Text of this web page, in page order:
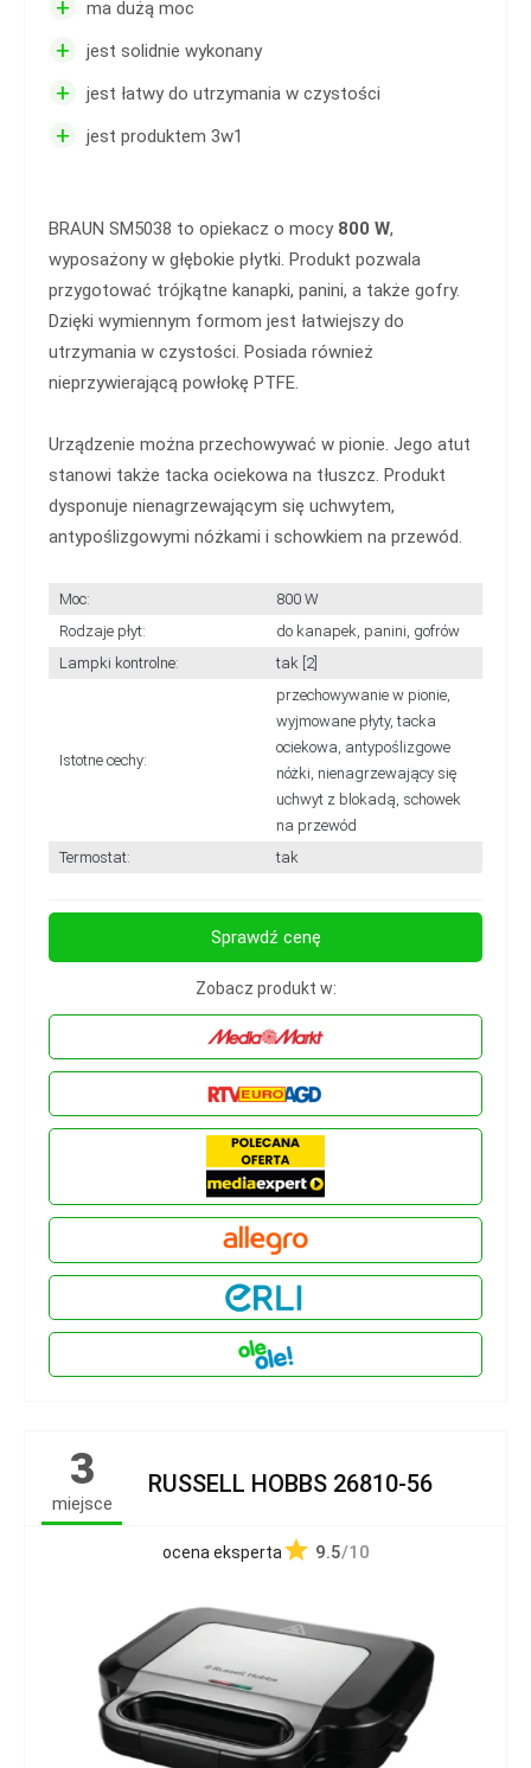
+ ma dużą moc
+ jest solidnie wykonany
+ jest łatwy do utrzymania w czystości
+ jest produktem 3w1
BRAUN SM5038 to opiekacz o mocy 800 W,
wyposażony w głębokie płytki. Produkt pozwala
przygotować trójkątne kanapki, panini, a także gofry.
Dzięki wymiennym formom jest łatwiejszy do
utrzymania w czystości. Posiada również
nieprzywierającą powłokę PTFE.
Urządzenie można przechowywać w pionie. Jego atut
stanowi także tacka ociekowa na tłuszcz. Produkt
dysponuje nienagrzewającym się uchwytem,
antypoślizgowymi nóżkami i schowkiem na przewód.
Moc:
800 W
Rodzaje płyt:
do kanapek, panini, gofrów
Lampki kontrolne:
tak [2]
Istotne cechy:
przechowywanie w pionie,
wyjmowane płyty, tacka
ociekowa, antypoślizgowe
nóżki, nienagrzewający się
uchwyt z blokadą, schowek
na przewód
Termostat:
tak
Sprawdź cenę
Zobacz produkt w:
3
miejsce
RUSSELL HOBBS 26810-56
ocena eksperta 9.5/10